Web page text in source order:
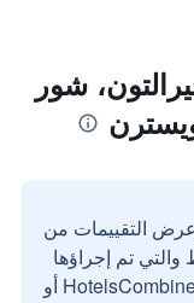
شور
التقييمات من
تم إجراؤها
بواسطة مستخدمين حقيقيين مع HotelsCombined أو